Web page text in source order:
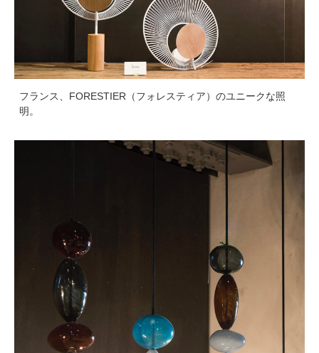
フランス、FORESTIER（フォレスティア）のユニークな照
明。